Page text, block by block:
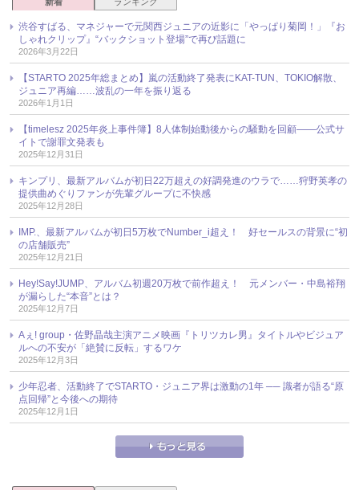
新着 ランキング
渋谷すばる、マネジャーで元関西ジュニアの近影に「やっぱり菊岡！」『お
しゃれクリップ』“バックショット登場”で再び話題に
2026年3月22日
【STARTO 2025年総まとめ】嵐の活動終了発表にKAT-TUN、TOKIO解散、
ジュニア再編……波乱の一年を振り返る
2026年1月1日
【timelesz 2025年炎上事件簿】8人体制始動後からの騒動を回顧――公式サ
イトで謝罪文発表も
2025年12月31日
キンプリ、最新アルバムが初日22万超えの好調発進のウラで……狩野英孝の
提供曲めぐりファンが先輩グループに不快感
2025年12月28日
IMP.、最新アルバムが初日5万枚でNumber_i超え！ 好セールスの背景に“初
の店舗販売”
2025年12月21日
Hey!Say!JUMP、アルバム初週20万枚で前作超え！ 元メンバー・中島裕翔
が漏らした“本音”とは？
2025年12月7日
Aぇ! group・佐野晶哉主演アニメ映画『トリツカレ男』タイトルやビジュア
ルへの不安が「絶賛に反転」するワケ
2025年12月3日
少年忍者、活動終了でSTARTO・ジュニア界は激動の1年 ── 識者が語る“原
点回帰”と今後への期待
2025年12月1日